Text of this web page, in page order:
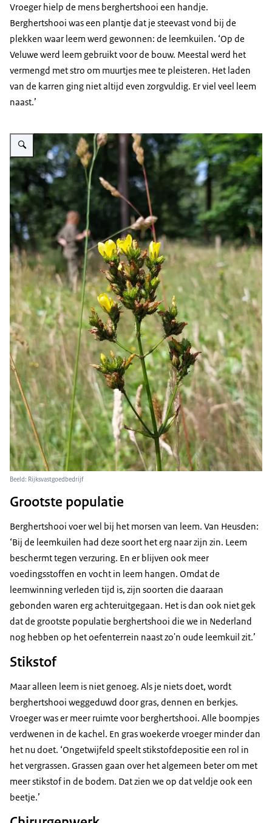
Vroeger hielp de mens berghertshooi een handje.
Berghertshooi was een plantje dat je steevast vond bij de
plekken waar leem werd gewonnen: de leemkuilen. ‘Op de
Veluwe werd leem gebruikt voor de bouw. Meestal werd het
vermengd met stro om muurtjes mee te pleisteren. Het laden
van de karren ging niet altijd even zorgvuldig. Er viel veel leem
naast.’
Vergroot afbeelding Berghertshooi plant
Beeld: Rijksvastgoedbedrijf
Grootste populatie
Berghertshooi voer wel bij het morsen van leem. Van Heusden:
‘Bij de leemkuilen had deze soort het erg naar zijn zin. Leem
beschermt tegen verzuring. En er blijven ook meer
voedingsstoffen en vocht in leem hangen. Omdat de
leemwinning verleden tijd is, zijn soorten die daaraan
gebonden waren erg achteruitgegaan. Het is dan ook niet gek
dat de grootste populatie berghertshooi die we in Nederland
nog hebben op het oefenterrein naast zo'n oude leemkuil zit.’
Stikstof
Maar alleen leem is niet genoeg. Als je niets doet, wordt
berghertshooi weggeduwd door gras, dennen en berkjes.
Vroeger was er meer ruimte voor berghertshooi. Alle boompjes
verdwenen in de kachel. En gras woekerde vroeger minder dan
het nu doet. ‘Ongetwijfeld speelt stikstofdepositie een rol in
het vergrassen. Grassen gaan over het algemeen beter om met
meer stikstof in de bodem. Dat zien we op dat veldje ook een
beetje.’